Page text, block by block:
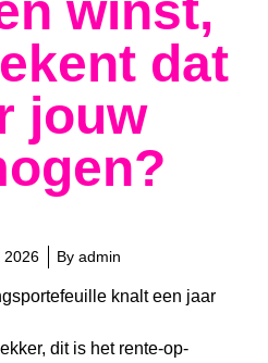
winst,
dat
jouw
2026 By admin
knalt een jaar
dit is het rente-op-